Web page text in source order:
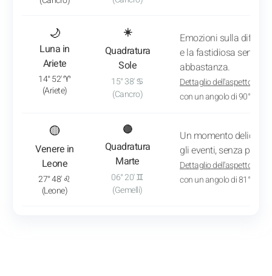
🌙
Luna in
Ariete
: Vedi l'analisi del transito
14° 52' ♈
(Ariete)
☀️
Quadratura
Sole
15° 38' ♋
(Cancro)
Emozioni sulla
e la fastidiosa
abbastanza.
Dettaglio dell'aspetto
con un angolo di 90° 46'
🟡
Venere in
Leone
: Vedi l'analisi del transito
27° 48' ♌
(Leone)
🔴
Quadratura
Marte
06° 20' ♊
(Gemelli)
Un momento delicato
gli eventi, senza
Dettaglio dell'aspetto
con un angolo di 81° 28'